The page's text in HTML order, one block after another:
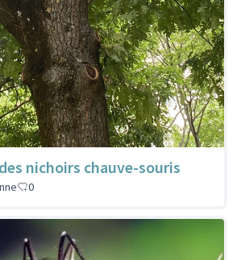
nichoirs chauve-souris
0